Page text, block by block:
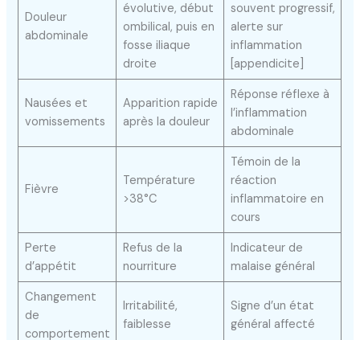
Douleur
abdominale
évolutive, début
ombilical, puis en
fosse iliaque
droite
souvent progressif,
alerte sur
inflammation
[appendicite]
Nausées et
vomissements
Apparition rapide
après la douleur
Réponse réflexe à
l’inflammation
abdominale
Fièvre
Température
>38°C
Témoin de la
réaction
inflammatoire en
cours
Perte
d’appétit
Refus de la
nourriture
Indicateur de
malaise général
Changement
de
comportement
Irritabilité,
faiblesse
Signe d’un état
général affecté